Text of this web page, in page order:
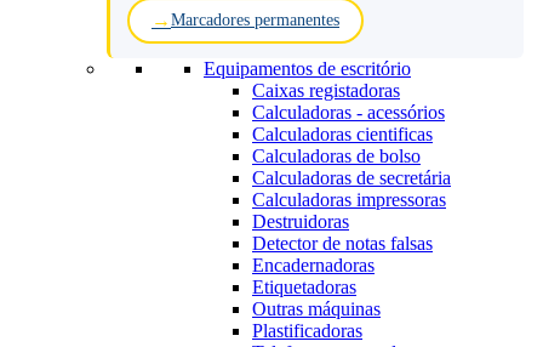
Marcadores permanentes
Equipamentos de escritório
Caixas registadoras
Calculadoras - acessórios
Calculadoras cientificas
Calculadoras de bolso
Calculadoras de secretária
Calculadoras impressoras
Destruidoras
Detector de notas falsas
Encadernadoras
Etiquetadoras
Outras máquinas
Plastificadoras